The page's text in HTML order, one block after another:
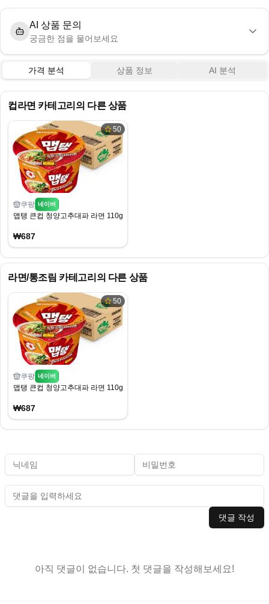
AI 상품 문의
궁금한 점을 물어보세요
가격 분석 상품 정보 AI 분석
컵라면 카테고리의 다른 상품
50
쿠팡 네이버
맵탱 큰컵 청양고추대파 라면 110g, 16개
₩687
라면/통조림 카테고리의 다른 상품
50
쿠팡 네이버
맵탱 큰컵 청양고추대파 라면 110g, 16개
₩687
댓글 작성
아직 댓글이 없습니다. 첫 댓글을 작성해보세요!